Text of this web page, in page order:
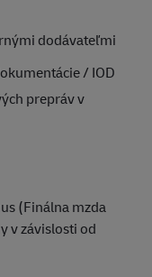
dodávateľmi
/ IOD
prepráv v
(Finálna mzda
v závislosti od